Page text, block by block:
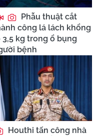
Phẫu thuật cắt
công lá lách khổng
3,5 kg trong ổ bụng
bệnh
Houthi tấn công nhà